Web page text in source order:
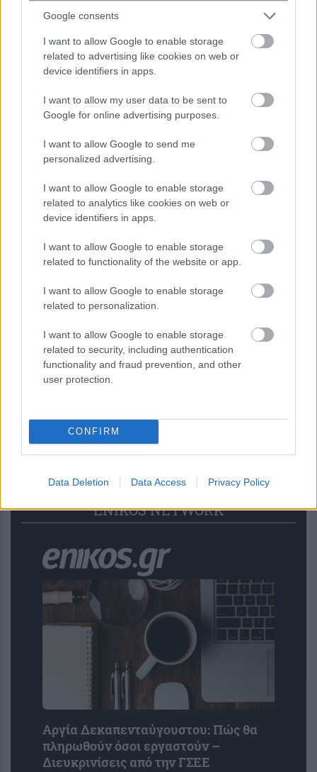
Google consents
I want to allow Google to enable storage
related to advertising like cookies on web or
device identifiers in apps.
I want to allow my user data to be sent to
Google for online advertising purposes.
I want to allow Google to send me
personalized advertising.
I want to allow Google to enable storage
related to analytics like cookies on web or
device identifiers in apps.
I want to allow Google to enable storage
related to functionality of the website or app.
I want to allow Google to enable storage
related to personalization.
I want to allow Google to enable storage
related to security, including authentication
functionality and fraud prevention, and other
user protection.
CONFIRM
Data Deletion Data Access Privacy Policy
Δείτε όλες τις τελευταίες
από την Ελλάδα
και τον Κόσμο στο
Επιχειρήσεις
22 λεπτά πριν
Η Google αναδιοργανώνει την ηγεσία της
AI – Αυτά είναι τα νέα καθήκοντα του
Ντέμη Χασάμπη
51 λεπτά πριν
Δεκαπενταύγουστος 2026: Διευκρινίσεις
από την ΓΣΕΕ για τις αμοιβές των
εργαζομένων
1 ώρα πριν
ΜyAGRO: Παρουσιάστηκε η νέα
ψηφιακή πλατφόρμα της ΑΑΔΕ- Ποιες
ENIKOS NETWORK
Αργία Δεκαπενταύγουστου: Πώς θα
πληρωθούν όσοι εργαστούν –
Διευκρινίσεις από την ΓΣΕΕ